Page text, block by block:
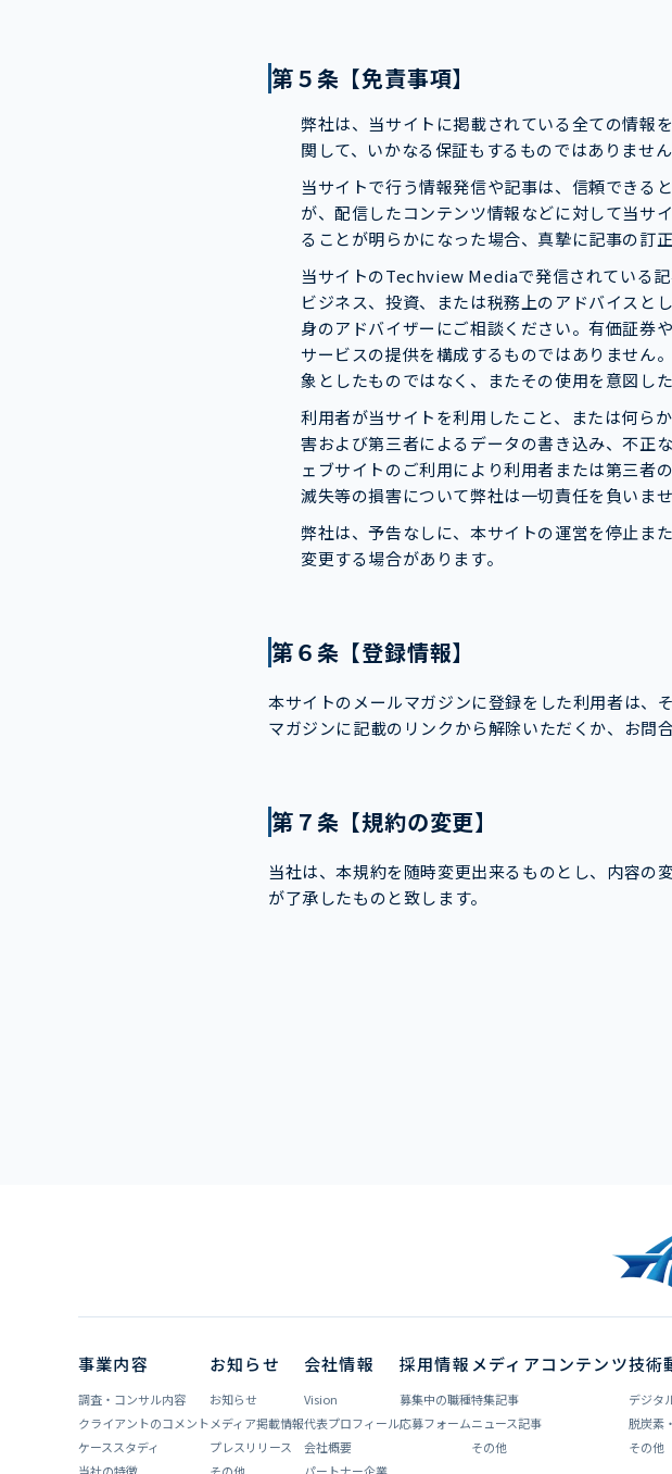
第５条【免責事項】
弊社は、当サイトに掲載されている全ての情報
関して、いかなる保証もするものではありません
当サイトで行う情報発信や記事は、信頼できる
が、配信したコンテンツ情報などに対して当サ
ることが明らかになった場合、真摯に記事の訂正
当サイトのTechview Mediaで発信されている
ビジネス、投資、または税務上のアドバイスと
身のアドバイザーにご相談ください。有価証券
サービスの提供を構成するものではありません
象としたものではなく、またその使用を意図し
利用者が当サイトを利用したこと、または何ら
害および第三者によるデータの書き込み、不正
ェブサイトのご利用により利用者または第三者
滅失等の損害について弊社は一切責任を負いませ
弊社は、予告なしに、本サイトの運営を停止ま
変更する場合があります。
第６条【登録情報】
本サイトのメールマガジンに登録をした利用者は、
マガジンに記載のリンクから解除いただくか、お問
第７条【規約の変更】
当社は、本規約を随時変更出来るものとし、内容の
が了承したものと致します。
事業内容
調査・コンサル内容
クライアントのコメント
ケーススタディ
お知らせ
お知らせ
メディア掲載情報
プレスリリース
会社情報
Vision
代表プロフィール
会社概要
採用情報
募集中の職種
応募フォーム
メディアコンテンツ
特集記事
ニュース記事
その他
技術
デジタ
脱炭素
その他